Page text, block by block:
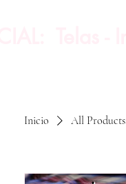
Inicio All Products